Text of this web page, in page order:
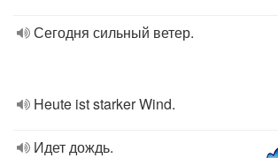
Сегодня сильный ветер.
Heute ist starker Wind.
Идет дождь.